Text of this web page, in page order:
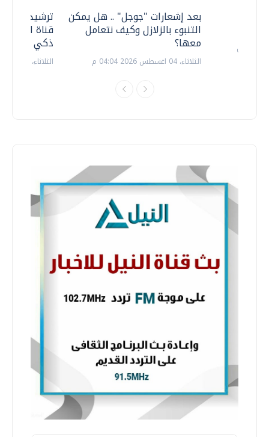
ترشيدا
قناة
ذكي
الثلاثاء، 14 يوليو 2026 06:11 م
بعد إشعارات "جوجل" .. هل يمكن
التنبوء بالزلازل وكيف نتعامل
معها؟
الثلاثاء، 04 اغسطس 2026 04:04 م